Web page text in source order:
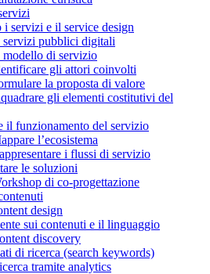
i servizi e il service design
servizi pubblici digitali
di servizio
gli attori coinvolti
la proposta di valore
gli elementi costitutivi del
il funzionamento del servizio
l’ecosistema
i flussi di servizio
le soluzioni
di co-progettazione
design
sui contenuti e il linguaggio
discovery
di ricerca (search keywords)
tramite analytics